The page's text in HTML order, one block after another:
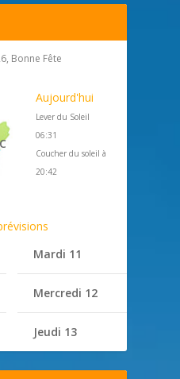
Bonne Fête
Aujourd'hui
Lever du Soleil
06:31
Coucher du soleil à
20:42
Mardi 11
Mercredi 12
Jeudi 13